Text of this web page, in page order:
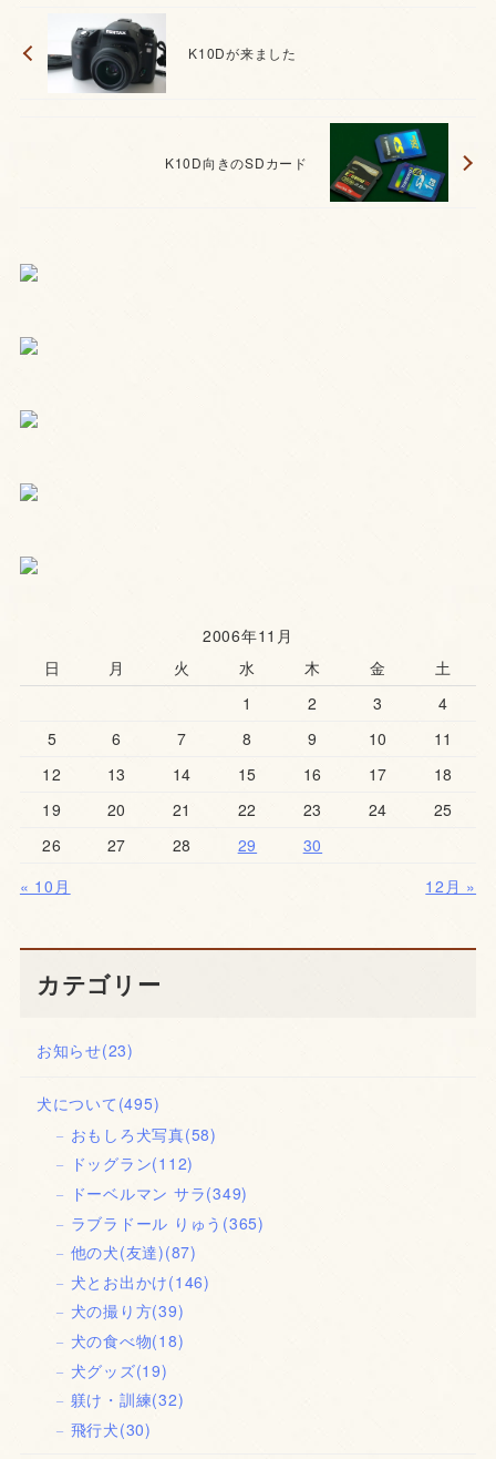
K10Dが来ました
K10D向きのSDカード
2006年11月
日
月 火 水 木 金
土
1
2 3
4
5
6 7 8 9 10
11
12
13 14 15 16 17
18
19
20 21 22 23 24
25
26
27 28 29
30
« 10月
12月 »
カテゴリー
お知らせ(23)
犬について (495)
おもしろ犬写真(58)
ドッグラン(112)
ドーベルマン サラ(349)
ラブラドール りゅう (365)
他の犬(友達)(87)
犬とお出かけ(146)
犬の撮り方(39)
犬の食べ物(18)
犬グッズ(19)
躾け・訓練(32)
飛行犬(30)